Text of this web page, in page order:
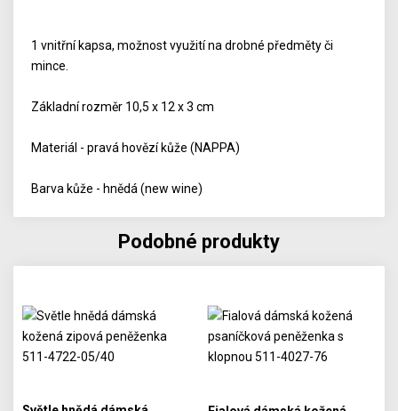
1 vnitřní kapsa, možnost využití na drobné předměty či
mince.
Základní rozměr 10,5 x 12 x 3 cm
Materiál - pravá hovězí kůže (NAPPA)
Barva kůže - hnědá (new wine)
Podobné produkty